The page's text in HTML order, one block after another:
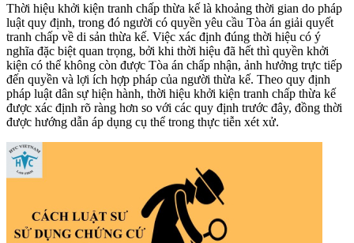
Thời hiệu khởi kiện tranh chấp thừa kế là khoảng thời gian do pháp
luật quy định, trong đó người có quyền yêu cầu Tòa án giải quyết
tranh chấp về di sản thừa kế. Việc xác định đúng thời hiệu có ý
nghĩa đặc biệt quan trọng, bởi khi thời hiệu đã hết thì quyền khởi
kiện có thể không còn được Tòa án chấp nhận, ảnh hưởng trực tiếp
đến quyền và lợi ích hợp pháp của người thừa kế. Theo quy định
pháp luật dân sự hiện hành, thời hiệu khởi kiện tranh chấp thừa kế
được xác định rõ ràng hơn so với các quy định trước đây, đồng thời
được hướng dẫn áp dụng cụ thể trong thực tiễn xét xử.